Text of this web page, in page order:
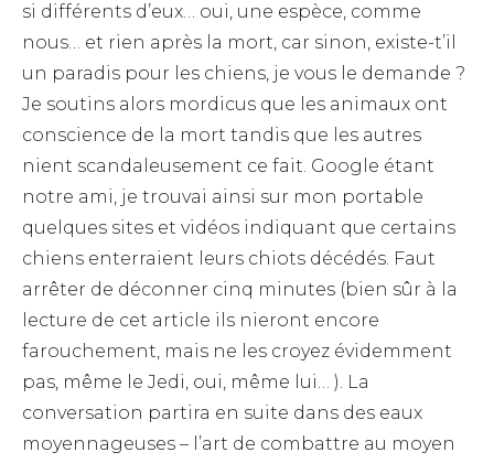
si différents d’eux… oui, une espèce, comme
nous… et rien après la mort, car sinon, existe-t’il
un paradis pour les chiens, je vous le demande ?
Je soutins alors mordicus que les animaux ont
conscience de la mort tandis que les autres
nient scandaleusement ce fait. Google étant
notre ami, je trouvai ainsi sur mon portable
quelques sites et vidéos indiquant que certains
chiens enterraient leurs chiots décédés. Faut
arrêter de déconner cinq minutes (bien sûr à la
lecture de cet article ils nieront encore
farouchement, mais ne les croyez évidemment
pas, même le Jedi, oui, même lui… ). La
conversation partira en suite dans des eaux
moyennageuses – l’art de combattre au moyen